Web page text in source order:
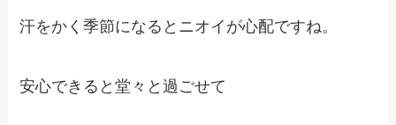
汗をかく季節になるとニオイが心配ですね。
安心できると堂々と過ごせて